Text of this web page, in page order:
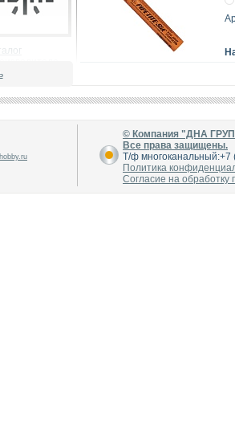
© Компания "ДНА
Все права защищены.
Т/ф
Политика
Согласие на